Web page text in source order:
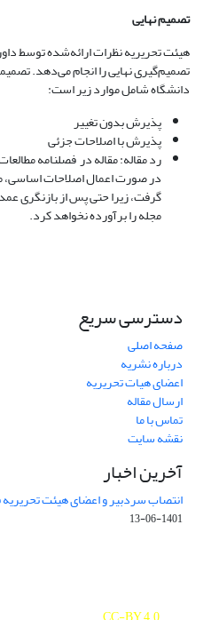
تصمیم نهایی
هیئت تحریریه نظرات ارائه‌شده توسط
تصمیم‌گیری نهایی را انجام می‌دهد.
دانشگاه شامل موارد زیر است:
پذیرش بدون تغییر
پذیرش با اصلاحات جزئی
در صورت اعمال اصلاحات اساسی،
گرفت، زیرا حتی پس از بازنگری
مجله را برآورده نخواهد کرد.
دسترسی سریع
صفحه اصلی
درباره نشریه
اعضای هیات تحریریه
ارسال مقاله
تماس با ما
نقشه سایت
آخرین اخبار
انتصاب سردبیر و اعضای هیئت
1401-06-13